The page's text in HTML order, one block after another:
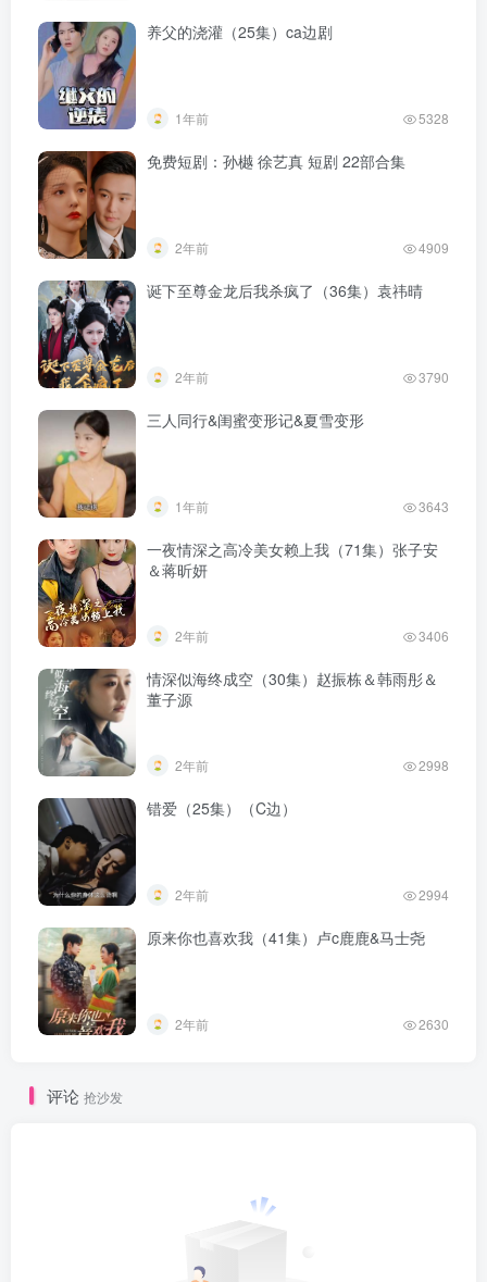
养父的浇灌（25集）ca边剧
1年前 5328
免费短剧：孙樾 徐艺真 短剧 22部合集
2年前 4909
诞下至尊金龙后我杀疯了（36集）袁祎晴
2年前 3790
三人同行&闺蜜变形记&夏雪变形
1年前 3643
一夜情深之高冷美女赖上我（71集）张子安
＆蒋昕妍
2年前 3406
情深似海终成空（30集）赵振栋＆韩雨彤＆
董子源
2年前 2998
错爱（25集）（C边）
2年前 2994
原来你也喜欢我（41集）卢c鹿鹿&马士尧
2年前 2630
评论 抢沙发